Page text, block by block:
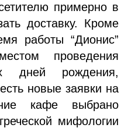
примерно в
доставку. Кроме
работы “Дионис”
проведения
дней рождения,
новые заявки на
кафе выбрано
мифологии